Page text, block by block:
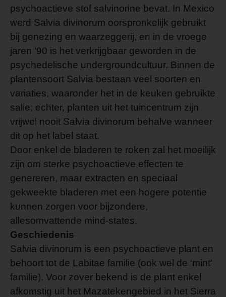
psychoactieve stof salvinorine bevat. In Mexico
werd Salvia divinorum oorspronkelijk gebruikt
bij genezing en waarzeggerij, en in de vroege
jaren ’90 is het verkrijgbaar geworden in de
psychedelische undergroundcultuur. Binnen de
plantensoort Salvia bestaan veel soorten en
variaties, waaronder het in de keuken gebruikte
salie; echter, planten uit het tuincentrum zijn
vrijwel nooit Salvia divinorum behalve wanneer
dit op het label staat.
Door enkel de bladeren te roken zal het moeilijk
zijn om sterke psychoactieve effecten te
genereren, maar extracten en speciaal
gekweekte bladeren met een hogere potentie
kunnen zorgen voor bijzondere,
allesomvattende mind-states.
Geschiedenis
Salvia divinorum is een psychoactieve plant en
behoort tot de Labitae familie (ook wel de ‘mint’
familie). Voor zover bekend is de plant enkel
afkomstig uit het Mazatekengebied in het Sierra